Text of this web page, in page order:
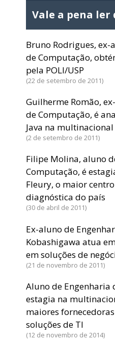
Vale a pena ler
Bruno Rodrigues,
de Computação,
pela POLI/USP
22 de setembro de 2011
Guilherme Romão,
de Computação, é
Java na
2 de setembro de 2011
Filipe Molina, aluno
Computação, é
Fleury, o maior
diagnóstica do país
30 de abril de 2011
Ex-aluno de
Kobashigawa atua
em soluções de
21 de novembro de 2011
Aluno de Engenharia
estagia na
maiores
soluções de TI
12 de novembro de 2014